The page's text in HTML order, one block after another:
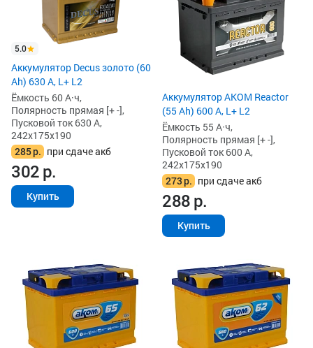
5.0
Аккумулятор Decus золото (60
Ah) 630 А, L+ L2
Ёмкость 60 А·ч,
Полярность прямая [+ -],
Пусковой ток 630 А,
242x175x190
285р. при сдаче акб
302р.
Купить
Аккумулятор AKOM Reactor
(55 Ah) 600 А, L+ L2
Ёмкость 55 А·ч,
Полярность прямая [+ -],
Пусковой ток 600 А,
242x175x190
273р. при сдаче акб
288р.
Купить